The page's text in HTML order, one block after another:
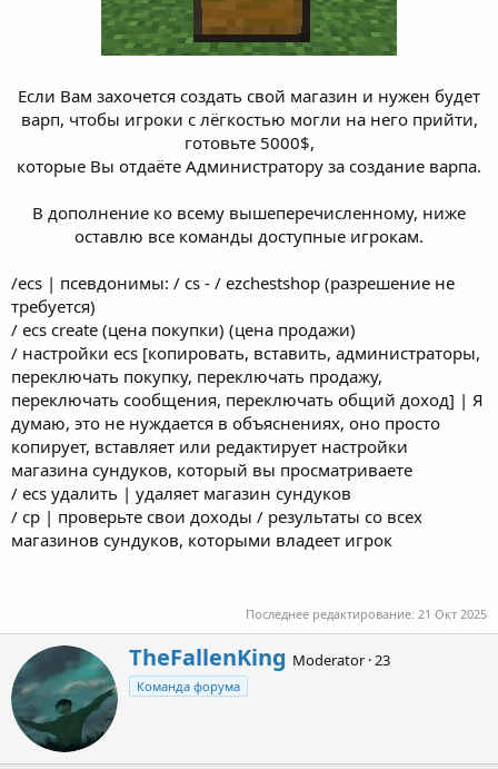
Если Вам захочется создать свой магазин и нужен будет
варп, чтобы игроки с лёгкостью могли на него прийти,
готовьте 5000$,
которые Вы отдаёте Администратору за создание варпа.
В дополнение ко всему вышеперечисленному, ниже
оставлю все команды доступные игрокам.
/ecs | псевдонимы: / cs - / ezchestshop (разрешение не
требуется)
/ ecs create (цена покупки) (цена продажи)
/ настройки ecs [копировать, вставить, администраторы,
переключать покупку, переключать продажу,
переключать сообщения, переключать общий доход] | Я
думаю, это не нуждается в объяснениях, оно просто
копирует, вставляет или редактирует настройки
магазина сундуков, который вы просматриваете
/ ecs удалить | удаляет магазин сундуков
/ cp | проверьте свои доходы / результаты со всех
магазинов сундуков, которыми владеет игрок
Последнее редактирование: 21 Окт 2025
А
в
т
TheFallenKing Moderator ·23
Команда форума